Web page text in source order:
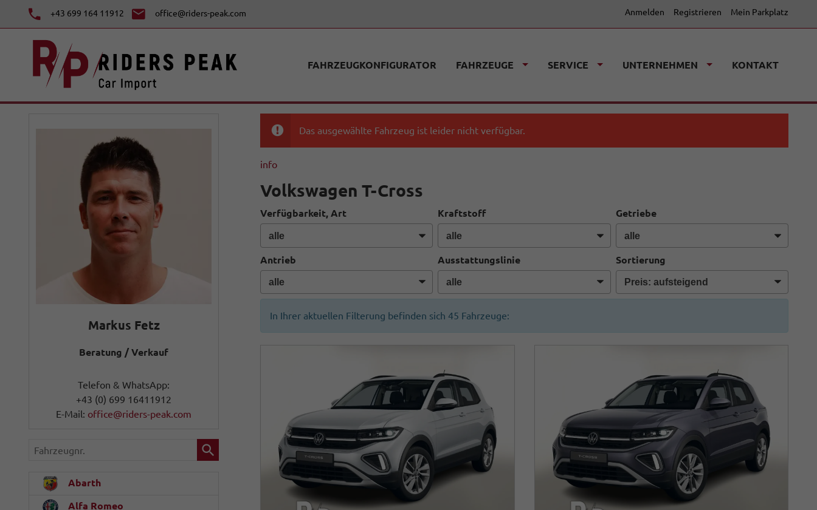
+43 699 164 11912 office@riders-peak.com Anmelden Registrieren Mein Parkplatz
FAHRZEUGKONFIGURATOR FAHRZEUGE SERVICE UNTERNEHMEN KONTAKT
Das ausgewählte Fahrzeug ist leider nicht verfügbar.
info
Volkswagen T-Cross
Verfügbarkeit, Art Kraftstoff Getriebe
Antrieb Ausstattungslinie Sortierung
In Ihrer aktuellen Filterung befinden sich 45 Fahrzeuge:
Markus Fetz
Beratung / Verkauf
Telefon & WhatsApp:
+43 (0) 699 16411912
E-Mail: office@riders-peak.com
Fahrzeugnr.
Abarth
Alfa Romeo